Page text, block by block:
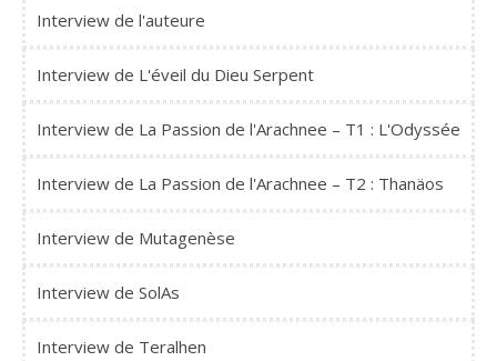
Interview de l'auteure
Interview de L'éveil du Dieu Serpent
Interview de La Passion de l'Arachnee – T1 : L'Odyssée
Interview de La Passion de l'Arachnee – T2 : Thanäos
Interview de Mutagenèse
Interview de SolAs
Interview de Teralhen